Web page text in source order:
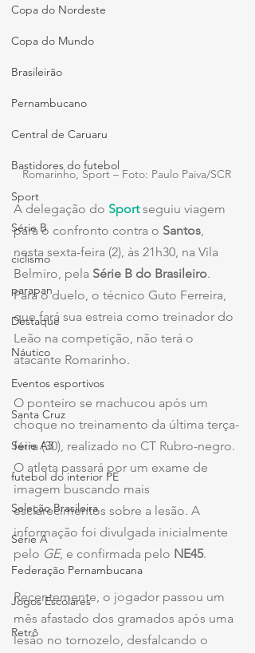
Copa do Nordeste
Copa do Mundo
Brasileirão
Pernambucano
Central de Caruaru
Bastidores do futebol
Sport
Série B
ciclismo
parapan
Destaque
Náutico
Eventos esportivos
Santa Cruz
Série A3
futebol do interior PE
Seleção Brasileira
Série A
Federação Pernambucana
Jogos Escolares
Retrô
Romarinho, Sport – Foto: Paulo Paiva/SCR
A delegação do Sport seguiu viagem
para o confronto contra o Santos,
nesta sexta-feira (2), às 21h30, na Vila
Belmiro, pela Série B do Brasileiro.
Para o duelo, o técnico Guto Ferreira,
que fará sua estreia como treinador do
Leão na competição, não terá o
atacante Romarinho.
O ponteiro se machucou após um
choque no treinamento da última terça-
feira (30), realizado no CT Rubro-negro.
O atleta passará por um exame de
imagem buscando mais
esclarecimentos sobre a lesão. A
informação foi divulgada inicialmente
pelo GE, e confirmada pelo NE45.
Recentemente, o jogador passou um
mês afastado dos gramados após uma
lesão no tornozelo, desfalcando o